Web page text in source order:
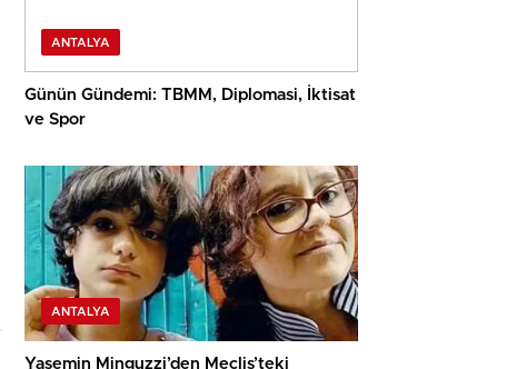
ANTALYA
Günün Gündemi: TBMM, Diplomasi, İktisat
ve Spor
ANTALYA
Yasemin Minguzzi’den Meclis’teki